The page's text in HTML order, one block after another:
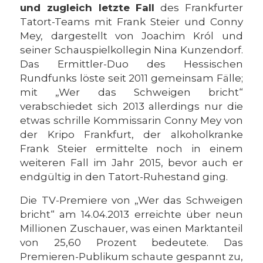
und zugleich letzte Fall des Frankfurter
Tatort-Teams mit Frank Steier und Conny
Mey, dargestellt von Joachim Król und
seiner Schauspielkollegin Nina Kunzendorf.
Das Ermittler-Duo des Hessischen
Rundfunks löste seit 2011 gemeinsam Fälle;
mit „Wer das Schweigen bricht“
verabschiedet sich 2013 allerdings nur die
etwas schrille Kommissarin Conny Mey von
der Kripo Frankfurt, der alkoholkranke
Frank Steier ermittelte noch in einem
weiteren Fall im Jahr 2015, bevor auch er
endgültig in den Tatort-Ruhestand ging.
Die TV-Premiere von „Wer das Schweigen
bricht“ am 14.04.2013 erreichte über neun
Millionen Zuschauer, was einen Marktanteil
von 25,60 Prozent bedeutete. Das
Premieren-Publikum schaute gespannt zu,